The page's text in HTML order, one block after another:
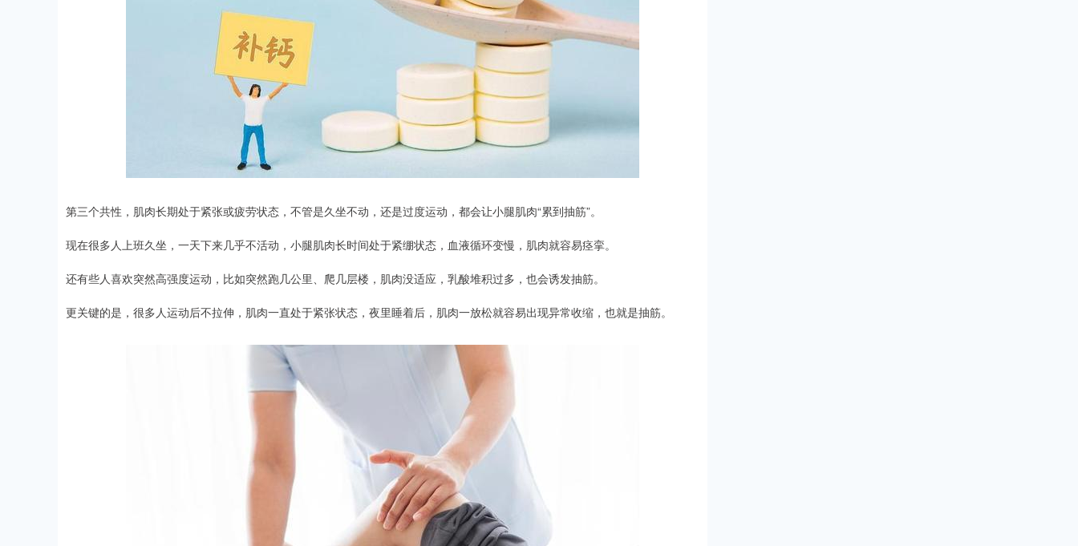
第三个共性，肌肉长期处于紧张或疲劳状态，不管是久坐不动，还是过度运动，都会让小腿肌肉“累到抽筋”。
现在很多人上班久坐，一天下来几乎不活动，小腿肌肉长时间处于紧绷状态，血液循环变慢，肌肉就容易痉挛。
还有些人喜欢突然高强度运动，比如突然跑几公里、爬几层楼，肌肉没适应，乳酸堆积过多，也会诱发抽筋。
更关键的是，很多人运动后不拉伸，肌肉一直处于紧张状态，夜里睡着后，肌肉一放松就容易出现异常收缩，也就是抽筋。